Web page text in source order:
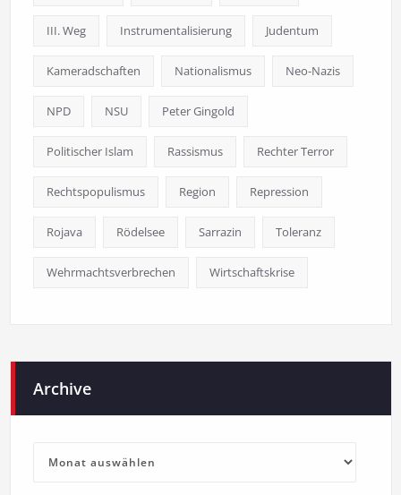
III. Weg Instrumentalisierung Judentum
Kameradschaften Nationalismus Neo-Nazis
NPD NSU Peter Gingold
Politischer Islam Rassismus Rechter Terror
Rechtspopulismus Region Repression
Rojava Rödelsee Sarrazin Toleranz
Wehrmachtsverbrechen Wirtschaftskrise
Archive